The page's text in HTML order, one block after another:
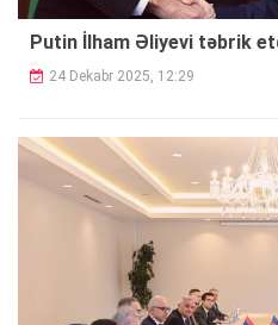
Putin İlham Əliyevi təbrik
24 Dekabr 2025, 12:29